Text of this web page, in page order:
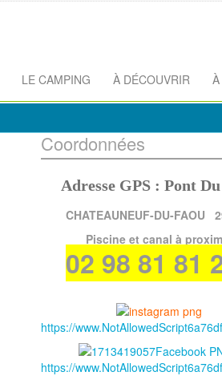
LE CAMPING À DÉCOUVRIR
Coordonnées
Adresse GPS : Pont
CHATEAUNEUF-DU-FAOU
Piscine et canal à
02 98 81 81
https://
https://